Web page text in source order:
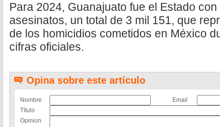
Para 2024, Guanajuato fue el Estado
asesinatos, un total de 3 mil 151, que
de los homicidios cometidos en México
cifras oficiales.
Opina sobre este artículo
Nombre
Email
Título
Opinion